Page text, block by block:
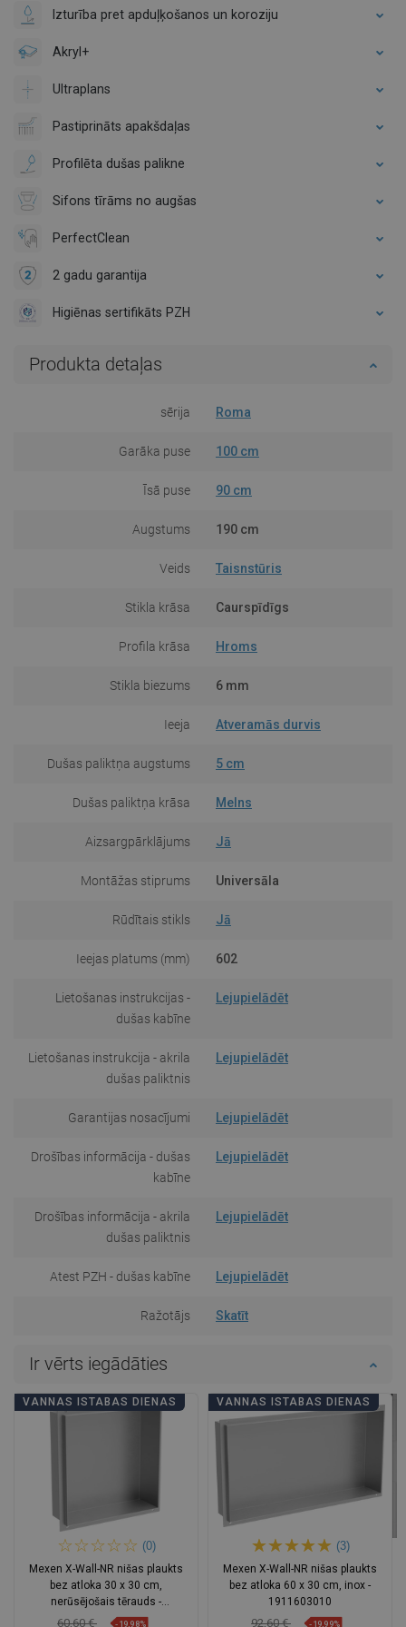
Izturība pret apduļķošanos un koroziju
Akryl+
Ultraplans
Pastiprināts apakšdaļas
Profilēta dušas palikne
Sifons tīrāms no augšas
PerfectClean
2 gadu garantija
Higiēnas sertifikāts PZH
Produkta detaļas
sērija Roma
Garāka puse 100 cm
Īsā puse 90 cm
Augstums 190 cm
Veids Taisnstūris
Stikla krāsa Caurspīdīgs
Profila krāsa Hroms
Stikla biezums 6 mm
Ieeja Atveramās durvis
Dušas paliktņa augstums 5 cm
Dušas paliktņa krāsa Melns
Aizsargpārklājums Jā
Montāžas stiprums Universāla
Rūdītais stikls Jā
Ieejas platums (mm) 602
Lietošanas instrukcijas -
dušas kabīne
Lejupielādēt
Lietošanas instrukcija - akrila
dušas paliktnis
Lejupielādēt
Garantijas nosacījumi Lejupielādēt
Drošības informācija - dušas
kabīne
Lejupielādēt
Drošības informācija - akrila
dušas paliktnis
Lejupielādēt
Atest PZH - dušas kabīne Lejupielādēt
Ražotājs Skatīt
Ir vērts iegādāties
VANNAS ISTABAS DIENAS
(0)
Mexen X-Wall-NR nišas plaukts
bez atloka 30 x 30 cm,
nerūsējošais tērauds -
1911303010
60,60 € -19,98%
VANNAS ISTABAS DIENAS
(3)
Mexen X-Wall-NR nišas plaukts
bez atloka 60 x 30 cm, inox -
1911603010
92,60 € -19,99%